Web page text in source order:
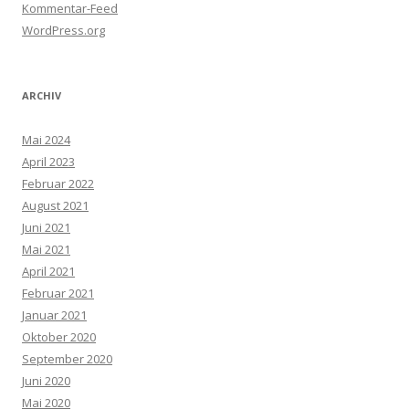
Kommentar-Feed
WordPress.org
ARCHIV
Mai 2024
April 2023
Februar 2022
August 2021
Juni 2021
Mai 2021
April 2021
Februar 2021
Januar 2021
Oktober 2020
September 2020
Juni 2020
Mai 2020